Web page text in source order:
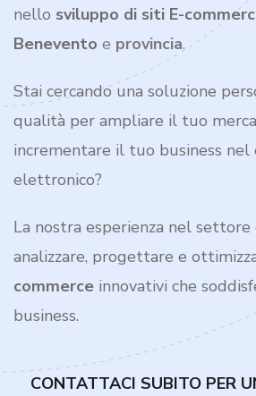
nello sviluppo di siti E-
Benevento e provincia.
Stai cercando una soluzione
qualità per ampliare il tuo
incrementare il tuo business nel
elettronico?
La nostra esperienza nel
analizzare, progettare e
commerce innovativi che
business.
CONTATTACI SUBITO PER